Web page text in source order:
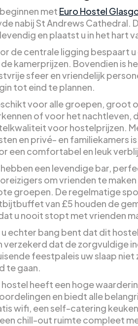
met Euro Hostel
nabij St Andrews Cathedral.
en plaatst u in het hart
de centrale ligging bespaart
kamerprijzen. Bovendien is
sfeer en vriendelijk
tot eind te plannen.
voor alle groepen, groot
of voor het nachtleven,
voor hostelprijzen.
en privé- en familiekamers
een comfortabel en leuk
een levendige bar,
om vrienden te
groepen. De regelmatige
van £5 houden de
u nooit stopt met vrienden
u echter bang bent dat dit
verzekerd dat de zorgvuldige
feestpaleis uw slaap niet
te gaan.
hostel heeft een hoge
en biedt alle
wifi, een self-catering
chill-out ruimte compleet